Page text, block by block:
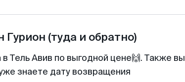
Гурион (туда и обратно)
Тель Авив по выгодной цене🙌. Также вы
знаете дату возвращения